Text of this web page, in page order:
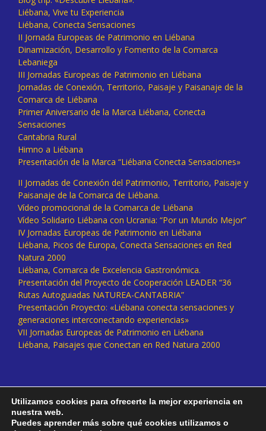
Liébana, Vive tu Experiencia
Liébana, Conecta Sensaciones
II Jornada Europeas de Patrimonio en Liébana
Dinamización, Desarrollo y Fomento de la Comarca
Lebaniega
III Jornadas Europeas de Patrimonio en Liébana
Jornadas de Conexión, Territorio, Paisaje y Paisanaje de la
Comarca de Liébana
Primer Aniversario de la Marca Liébana, Conecta
Sensaciones
Cantabria Rural
Himno a Liébana
Presentación de la Marca “Liébana Conecta Sensaciones»
II Jornadas de Conexión del Patrimonio, Territorio, Paisaje y
Paisanaje de la Comarca de Liébana.
Vídeo promocional de la Comarca de Liébana
Vídeo Solidario Liébana con Ucrania: “Por un Mundo Mejor”
IV Jornadas Europeas de Patrimonio en Liébana
Liébana, Picos de Europa, Conecta Sensaciones en Red
Natura 2000
Liébana, Comarca de Excelencia Gastronómica.
Presentación del Proyecto de Cooperación LEADER “36
Rutas Autoguiadas NATUREA-CANTABRIA”
Presentación Proyecto: «Liébana conecta sensaciones y
generaciones interconectando experiencias»
VII Jornadas Europeas de Patrimonio en Liébana
Liébana, Paisajes que Conectan en Red Natura 2000
Utilizamos cookies para ofrecerte la mejor experiencia en
nuestra web.
Puedes aprender más sobre qué cookies utilizamos o